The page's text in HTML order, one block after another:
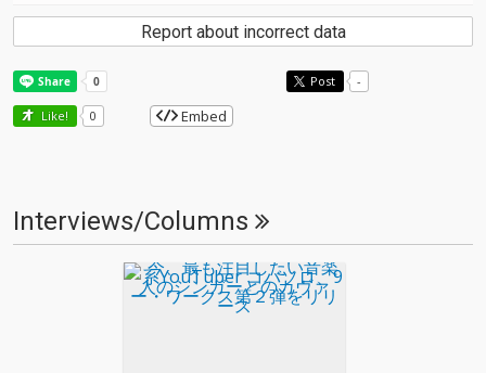
Report about incorrect data
Post -
Like! 0 Embed
Interviews/Columns